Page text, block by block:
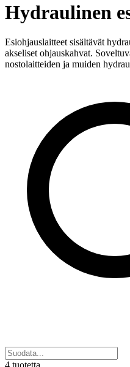
Hydraulinen
Esiohjauslaitteet sisältävät
akseliset ohjauskahvat.
nostolaitteiden ja muiden